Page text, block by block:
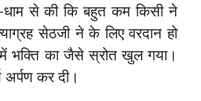
धाम से की कि बहुत कम किसी ने
सेठजी ने के लिए वरदान हो
भक्ति का जैसे स्रोत खुल गया।
अर्पण कर दी।